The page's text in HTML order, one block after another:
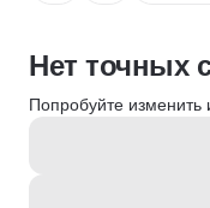
Нет точных
Попробуйте изменить